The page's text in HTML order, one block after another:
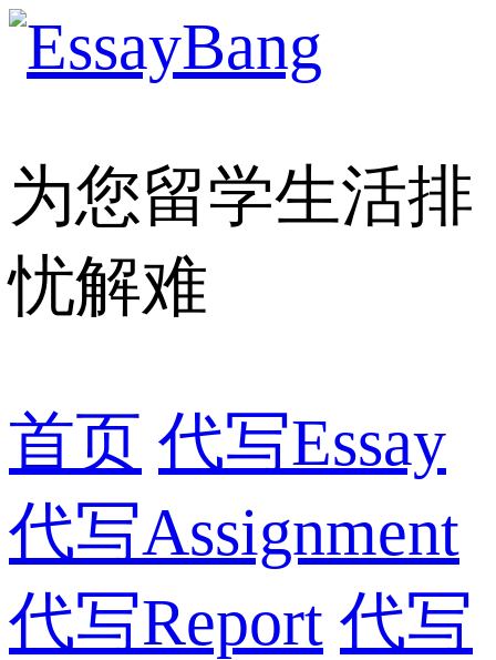
为您留学生活排
忧解难
首页 代写Essay
代写Assignment
代写Report 代写